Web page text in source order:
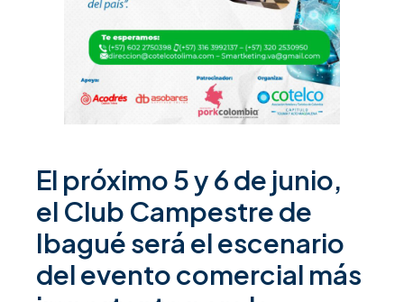
El próximo 5 y 6 de junio,
el Club Campestre de
Ibagué será el escenario
del evento comercial más